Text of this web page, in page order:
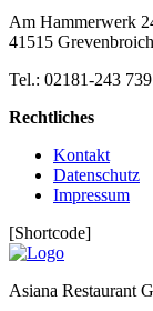
Am Hammerwerk
41515 Grevenbroich
Tel.: 02181-243
Rechtliches
Kontakt
Datenschutz
Impressum
[Shortcode]
Asiana Restaurant